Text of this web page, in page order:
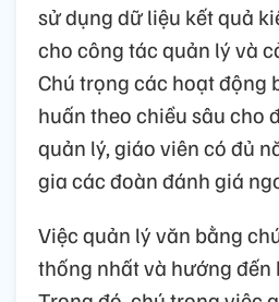
sử dụng dữ liệu kết quả
cho công tác quản lý và
Chú trọng các hoạt động
huấn theo chiều sâu cho
quản lý, giáo viên có đủ
gia các đoàn đánh giá
Việc quản lý văn bằng
thống nhất và hướng đến